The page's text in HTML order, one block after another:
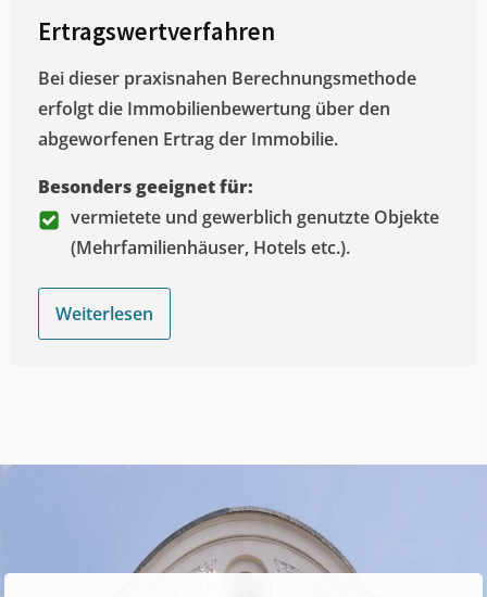
Ertragswertverfahren
Bei dieser praxisnahen Berechnungsmethode
erfolgt die Immobilienbewertung über den
abgeworfenen Ertrag der Immobilie.
Besonders geeignet für:
vermietete und gewerblich genutzte Objekte
(Mehrfamilienhäuser, Hotels etc.).
Weiterlesen